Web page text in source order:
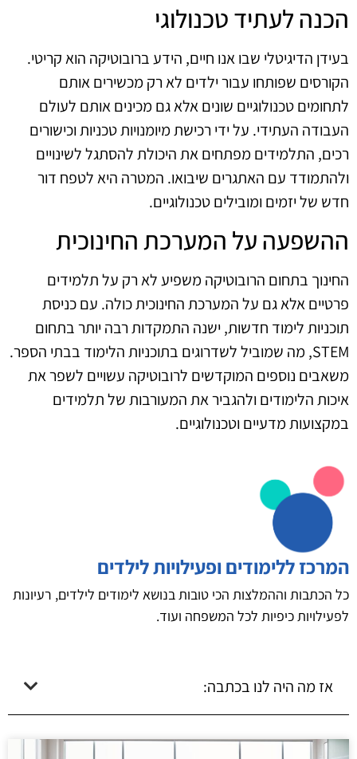
הכנה לעתיד טכנולוגי
בעידן הדיגיטלי שבו אנו חיים, הידע ברובוטיקה הוא קריטי.
הקורסים שפותחו עבור ילדים לא רק מכשירים אותם
לתחומים טכנולוגיים שונים אלא גם מכינים אותם לעולם
העבודה העתידי. על ידי רכישת מיומנויות טכניות וכישורים
רכים, התלמידים מפתחים את היכולת להסתגל לשינויים
ולהתמודד עם האתגרים שיבואו. המטרה היא לטפח דור
חדש של יזמים ומובילים טכנולוגיים.
ההשפעה על המערכת החינוכית
החינוך בתחום הרובוטיקה משפיע לא רק על תלמידים
פרטיים אלא גם על המערכת החינוכית כולה. עם כניסת
תוכניות לימוד חדשות, ישנה התמקדות רבה יותר בתחום
STEM, מה שמוביל לשדרוגים בתוכניות הלימוד בבתי הספר.
משאבים נוספים המוקדשים לרובוטיקה עשויים לשפר את
איכות הלימודים ולהגביר את המעורבות של תלמידים
במקצועות מדעיים וטכנולוגיים.
המרכז ללימודים ופעילויות לילדים
כל הכתבות וההמלצות הכי טובות בנושא לימודים לילדים, רעיונות
לפעילויות כיפיות לכל המשפחה ועוד.
אז מה היה לנו בכתבה: